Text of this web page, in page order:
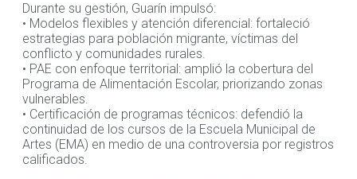
Durante su gestión, Guarín impulsó:
• Modelos flexibles y atención diferencial: fortaleció
estrategias para población migrante, víctimas del
conflicto y comunidades rurales.
• PAE con enfoque territorial: amplió la cobertura del
Programa de Alimentación Escolar, priorizando zonas
vulnerables.
• Certificación de programas técnicos: defendió la
continuidad de los cursos de la Escuela Municipal de
Artes (EMA) en medio de una controversia por registros
calificados.